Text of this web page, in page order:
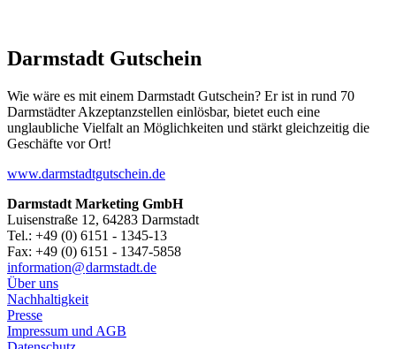
Darmstadt Gutschein
Wie wäre es mit einem Darmstadt Gutschein? Er ist in rund 70
Darmstädter Akzeptanzstellen einlösbar, bietet euch eine
unglaubliche Vielfalt an Möglichkeiten und stärkt gleichzeitig die
Geschäfte vor Ort!
www.darmstadtgutschein.de
Darmstadt Marketing GmbH
Luisenstraße 12, 64283 Darmstadt
Tel.: +49 (0) 6151 - 1345-13
Fax: +49 (0) 6151 - 1347-5858
information@darmstadt.de
Über uns
Nachhaltigkeit
Presse
Impressum und AGB